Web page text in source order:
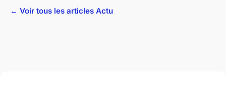
← Voir tous les articles Actu